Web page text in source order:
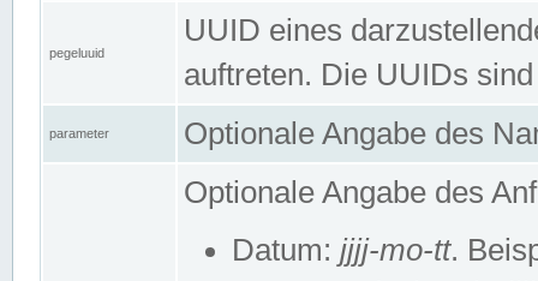
pegeluuid
UUID eines
auftreten. Die UUIDs
parameter Optionale Angabe des
Optionale Angabe des
Datum: jjjj-mo-tt.